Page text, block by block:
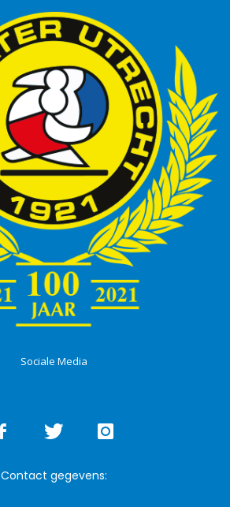
Sociale Media
Contact gegevens: